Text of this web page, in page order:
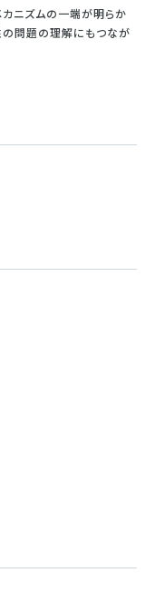
ニズムの一端が明らか
の問題の理解にもつなが